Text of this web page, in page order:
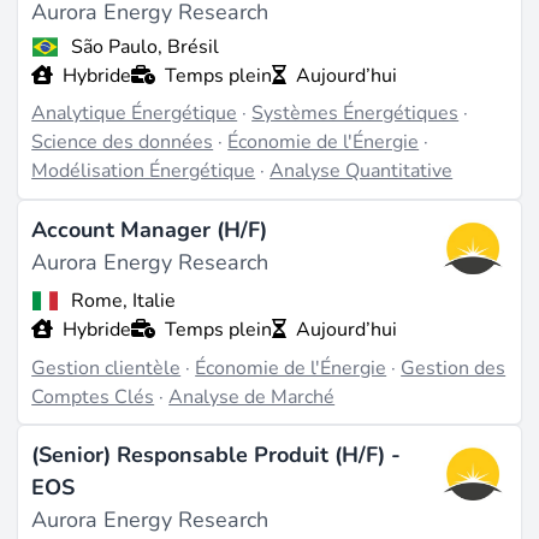
Projets & Réalisations
Aurora Energy Research a joué un rôle clé dans de
nombreuses initiatives énergétiques significatives,
tirant parti de ses capacités analytiques pour soutenir
des projets majeurs. Parmi les contributions notables,
on trouve la prévision du Facteur d'Échelle de
Génération (GSF) pour les centrales hydroélectriques
MRE au Brésil et l'analyse des résultats d'enchères
pour 1,3 gigawatts de nouveaux projets éoliens et
solaires en Irlande. Leur expertise s'étend à
éoliennes offshore aux Philippines et à l'évaluation
des objectifs de stockage de batteries à travers
zoominfo.com).
Les projets en cours incluent des webinaires publics et
des sommets axés sur des sujets de transition
Aurora Energy Research
São Paulo, Brésil
Hybride
Temps plein
Aujourd’hui
Analytique Énergétique · Systèmes Énergétiques ·
Science des données · Économie de l'Énergie ·
Modélisation Énergétique ·Analyse Quantitative
Account Manager (H/F)
Aurora Energy Research
Rome, Italie
Hybride
Temps plein
Aujourd’hui
Gestion clientèle · Économie de l'Énergie · Gestion des
Comptes Clés ·Analyse de Marché
(Senior) Responsable Produit (H/F) -
EOS
Aurora Energy Research